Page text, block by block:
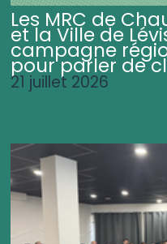
Les MRC de
et la Ville de
campagne
pour parler de
21 juillet 2026